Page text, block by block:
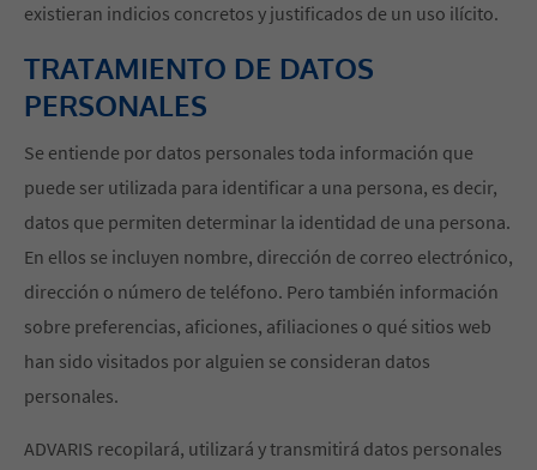
existieran indicios concretos y justificados de un uso ilícito.
TRATAMIENTO DE DATOS
PERSONALES
Se entiende por datos personales toda información que
puede ser utilizada para identificar a una persona, es decir,
datos que permiten determinar la identidad de una persona.
En ellos se incluyen nombre, dirección de correo electrónico,
dirección o número de teléfono. Pero también información
sobre preferencias, aficiones, afiliaciones o qué sitios web
han sido visitados por alguien se consideran datos
personales.
ADVARIS recopilará, utilizará y transmitirá datos personales